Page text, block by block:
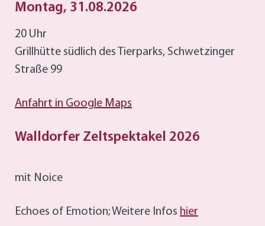
Montag, 31.08.2026
20 Uhr
Grillhütte südlich des Tierparks, Schwetzinger
Straße 99
Anfahrt in Google Maps
Walldorfer Zeltspektakel 2026
mit Noice
Echoes of Emotion; Weitere Infos hier